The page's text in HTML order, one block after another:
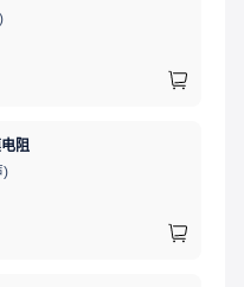
阻
)